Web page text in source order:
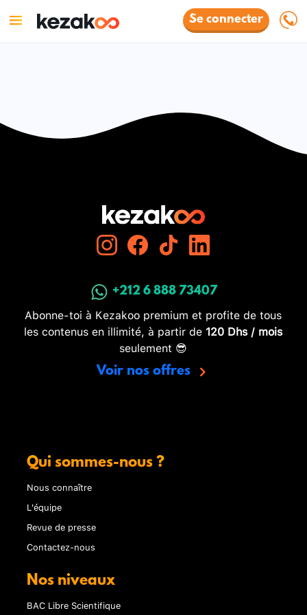
Se connecter
+212 6 888 73407
Abonne-toi à Kezakoo premium et profite de tous
les contenus en illimité, à partir de 120 Dhs / mois
seulement 😎
Voir nos offres
Qui sommes-nous ?
Nous connaître
L'équipe
Revue de presse
Contactez-nous
Nos niveaux
BAC Libre Scientifique